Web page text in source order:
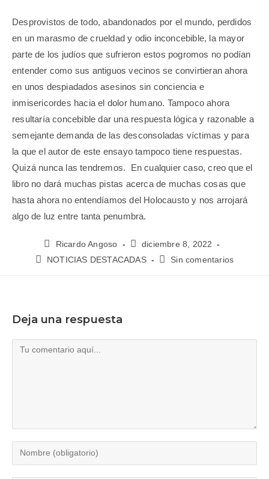
Desprovistos de todo, abandonados por el mundo, perdidos
en un marasmo de crueldad y odio inconcebible, la mayor
parte de los judíos que sufrieron estos pogromos no podían
entender como sus antiguos vecinos se convirtieran ahora
en unos despiadados asesinos sin conciencia e
inmisericordes hacia el dolor humano. Tampoco ahora
resultaría concebible dar una respuesta lógica y razonable a
semejante demanda de las desconsoladas víctimas y para
la que el autor de este ensayo tampoco tiene respuestas.
Quizá nunca las tendremos. En cualquier caso, creo que el
libro no dará muchas pistas acerca de muchas cosas que
hasta ahora no entendíamos del Holocausto y nos arrojará
algo de luz entre tanta penumbra.
Ricardo Angoso
diciembre 8, 2022
NOTICIAS DESTACADAS
Sin comentarios
Deja una respuesta